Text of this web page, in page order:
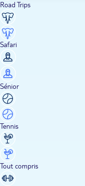
Road Trips
Safari
Sénior
Tennis
Tout compris